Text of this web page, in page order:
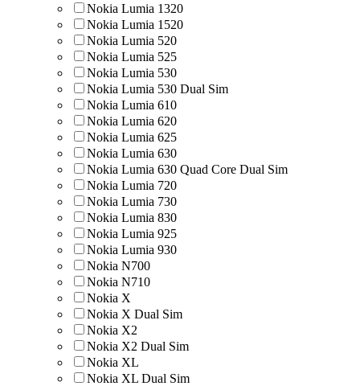
Nokia Lumia 1320
Nokia Lumia 1520
Nokia Lumia 520
Nokia Lumia 525
Nokia Lumia 530
Nokia Lumia 530 Dual Sim
Nokia Lumia 610
Nokia Lumia 620
Nokia Lumia 625
Nokia Lumia 630
Nokia Lumia 630 Quad Core Dual Sim
Nokia Lumia 720
Nokia Lumia 730
Nokia Lumia 830
Nokia Lumia 925
Nokia Lumia 930
Nokia N700
Nokia N710
Nokia X
Nokia X Dual Sim
Nokia X2
Nokia X2 Dual Sim
Nokia XL
Nokia XL Dual Sim